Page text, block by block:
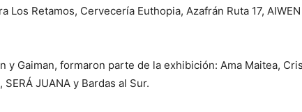
Los Retamos, Cervecería Euthopia, Azafrán Ruta 17,
y Gaiman, formaron parte de la exhibición: Ama Maitea,
JUANA y Bardas al Sur.